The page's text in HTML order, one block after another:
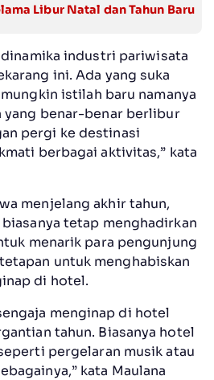
Libur Natal dan Tahun Baru
industri pariwisata
ini. Ada yang suka
istilah baru namanya
yang benar-benar berlibur
pergi ke destinasi
berbagai aktivitas,” kata
menjelang akhir tahun,
tetap menghadirkan
menarik para pengunjung
untuk menghabiskan
di hotel.
menginap di hotel
tahun. Biasanya hotel
pergelaran musik atau
kata Maulana